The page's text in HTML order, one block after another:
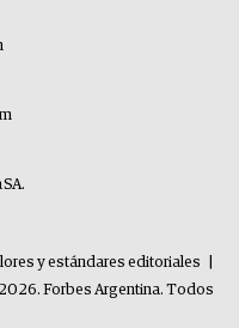
y estándares editoriales
Forbes Argentina. Todos